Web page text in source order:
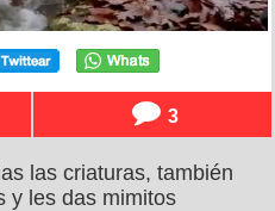
3
las criaturas, también
y les das mimitos